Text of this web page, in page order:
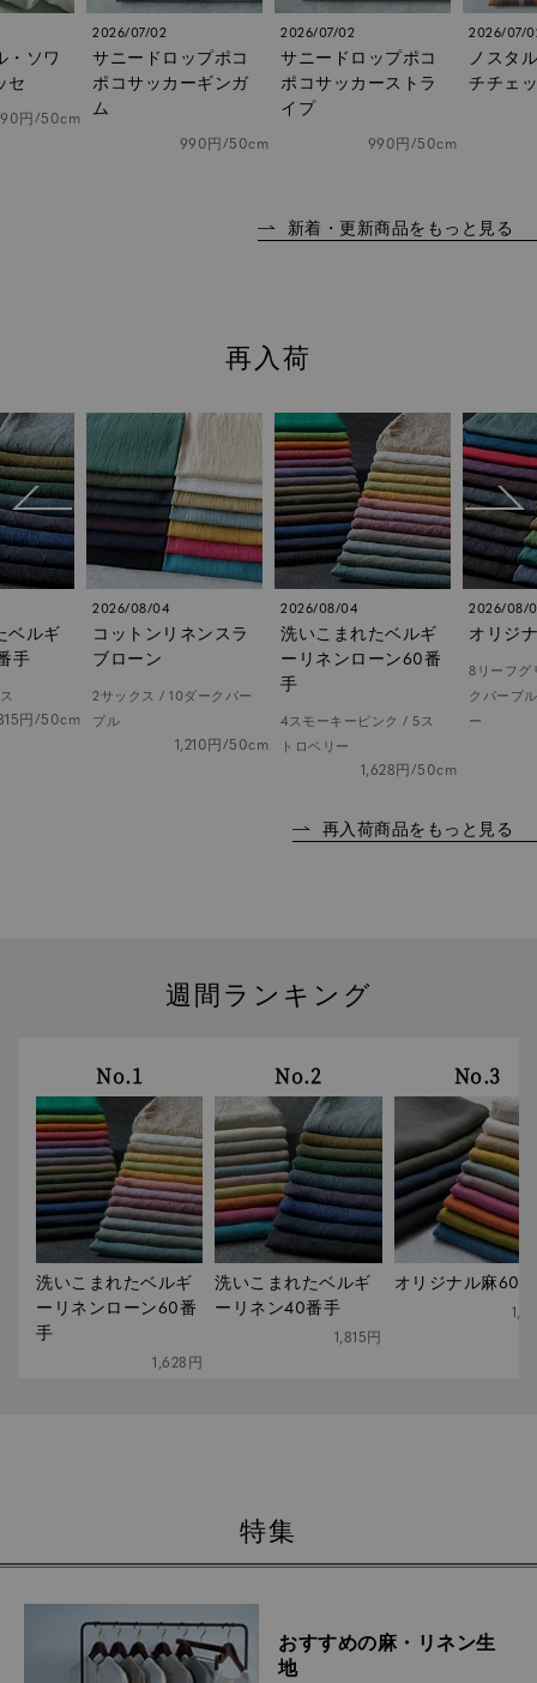
プポコ
ンガ
2026/07/02
サニードロップポコ
ポコサッカーストラ
イプ
990円/50cm
2026/07/02
ノスタルジックマル
チチェック
2026/06/
綾織り
ン40番
新着・更新商品をもっと見る
再入荷
ンスラ
クパー
2026/08/04
洗いこまれたベルギ
ーリネンローン60番
4スモーキーピンク / 5ス
2026/08/04
オリジナル麻40番手
8リーフグリーン / 16ダー
クパープル / 17インクブル
ー
2026/08/
先染め
1 10mm
5mm中ギ
再入荷商品をもっと見る
週間ランキング
1
洗いこまれたベルギ
ーリネンローン60番
手
1,628円
2
洗いこまれたベルギ
ーリネン40番手
1,815円
3
オリジナル麻60
特集
おすすめの麻・リネン生
地